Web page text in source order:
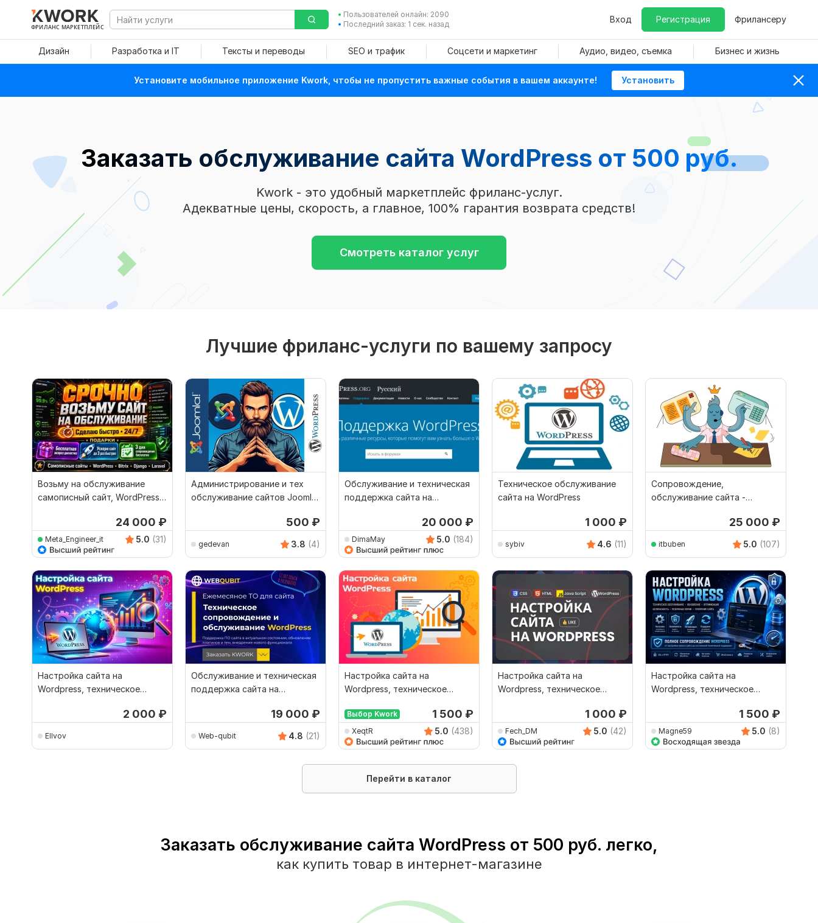
ФРИЛАНС МАРКЕТПЛЕЙС
Пользователей онлайн: 2090
Последний заказ: 1 сек. назад
Вход Регистрация Фрилансеру
Дизайн Разработка и IT Тексты и переводы SEO и трафик Соцсети и маркетинг Аудио, видео, съемка Бизнес и жизнь
Установите мобильное приложение Kwork, чтобы не пропустить важные события в вашем аккаунте! Установить
Заказать обслуживание сайта WordPress от 500 руб.
Kwork - это удобный маркетплейс фриланс-услуг.
Адекватные цены, скорость, а главное, 100% гарантия возврата средств!
Смотреть каталог услуг
Лучшие фриланс-услуги по вашему запросу
Возьму на обслуживание
самописный сайт, WordPress
24 000 ₽
Meta_Engineer_it 5.0 (31)
Администрирование и тех
обслуживание сайтов Joomla,
500 ₽
gedevan 3.8 (4)
Обслуживание и техническая
поддержка сайта на
20 000 ₽
DimaMay 5.0 (184)
Техническое обслуживание
сайта на WordPress
1 000 ₽
sybiv 4.6 (11)
Сопровождение,
обслуживание сайта -
25 000 ₽
itbuben 5.0 (107)
Настройка сайта на
Wordpress, техническое
2 000 ₽
Ellvov
Обслуживание и техническая
поддержка сайта на
19 000 ₽
Web-qubit 4.8 (21)
Настройка сайта на
Wordpress, техническое
Выбор Kwork 1 500 ₽
XeqtR 5.0 (438)
Настройка сайта на
Wordpress, техническое
1 000 ₽
Fech_DM 5.0 (42)
Настройка сайта на
Wordpress, техническое
1 500 ₽
Magne59 5.0 (8)
Перейти в каталог
Заказать обслуживание сайта WordPress от 500 руб. легко,
как купить товар в интернет-магазине